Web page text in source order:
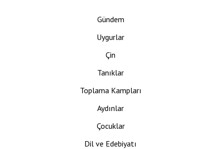
Gündem
Uygurlar
Çin
Tanıklar
Toplama Kampları
Aydınlar
Çocuklar
Dil ve Edebiyatı